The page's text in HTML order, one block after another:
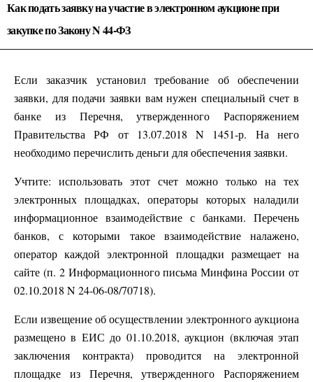
Как подать заявку на участие в электронном аукционе при
закупке по Закону N 44-ФЗ
Если заказчик установил требование об обеспечении
заявки, для подачи заявки вам нужен специальный счет в
банке из Перечня, утвержденного Распоряжением
Правительства РФ от 13.07.2018 N 1451-р. На него
необходимо перечислить деньги для обеспечения заявки.
Учтите: использовать этот счет можно только на тех
электронных площадках, операторы которых наладили
информационное взаимодействие с банками. Перечень
банков, с которыми такое взаимодействие налажено,
оператор каждой электронной площадки размещает на
сайте (п. 2 Информационного письма Минфина России от
02.10.2018 N 24-06-08/70718).
Если извещение об осуществлении электронного аукциона
размещено в ЕИС до 01.10.2018, аукцион (включая этап
заключения контракта) проводится на электронной
площадке из Перечня, утвержденного Распоряжением